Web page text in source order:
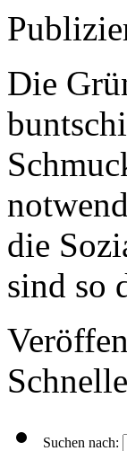
Die
die
sind so
Suchen nach: